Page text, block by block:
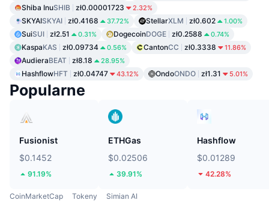
Shiba InuSHIB zł0.00001723 2.32%
SKYAISKYAI zł0.4168 37.72% StellarXLM zł0.602 1.00%
SuiSUI zł2.51 0.31% DogecoinDOGE zł0.2588 0.74%
KaspaKAS zł0.09734 0.56% CantonCC zł0.3338 11.86%
AudieraBEAT zł8.18 28.95%
HashflowHFT zł0.04747 43.12% OndoONDO zł1.31 5.01%
Popularne
Fusionist
$0.1452
91.19%
ETHGas
$0.02506
39.91%
Hashflow
$0.01289
42.28%
CoinMarketCap Tokeny Simian AI